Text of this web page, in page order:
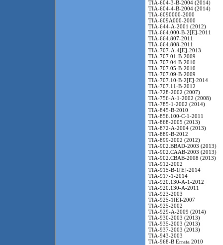
TIA-604-3-B-2004 (2014)
TIA-604-4-B-2004 (2014)
TIA-6090000-2000
TIA-609A000-2000
TIA-644-A-2001 (2012)
TIA-664.000-B-2[E]-2011
TIA-664.807-2011
TIA-664.808-2011
TIA-707-A-4[E]-2013
TIA-707.01-B-2009
TIA-707.04-B-2010
TIA-707.05-B-2010
TIA-707.09-B-2009
TIA-707.10-B-2[E]-2014
TIA-707.11-B-2012
TIA-728-2002 (2007)
TIA-756-A-1-2002 (2008)
TIA-785-1-2002 (2014)
TIA-845-B-2010
TIA-856.100-C-1-2011
TIA-868-2005 (2013)
TIA-872-A-2004 (2013)
TIA-889-B-2012
TIA-899-2002 (2012)
TIA-902.BBAD-2003 (2013)
TIA-902.CAAB-2003 (2013)
TIA-902.CBAB-2008 (2013)
TIA-912-2002
TIA-915-B-1[E]-2014
TIA-917-1-2014
TIA-920.130-A-1-2012
TIA-920.130-A-2011
TIA-923-2003
TIA-925-1[E]-2007
TIA-925-2002
TIA-929-A-2009 (2014)
TIA-930-2003 (2013)
TIA-935-2003 (2013)
TIA-937-2003 (2013)
TIA-943-2003
TIA-968-B Errata 2010